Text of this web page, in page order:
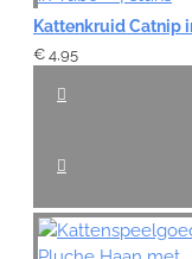
€ 4,95